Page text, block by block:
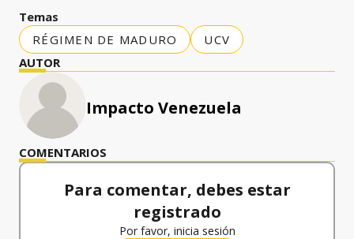
Temas
RÉGIMEN DE MADURO
UCV
AUTOR
Impacto Venezuela
COMENTARIOS
Para comentar, debes estar
registrado
Por favor, inicia sesión